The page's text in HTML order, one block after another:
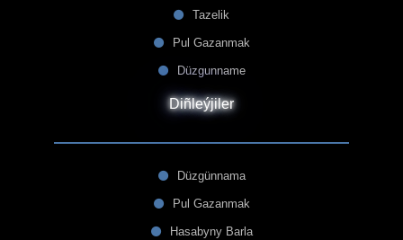
Tazelik
Pul Gazanmak
Düzgunname
Diñleýjiler
Düzgünnama
Pul Gazanmak
Hasabyny Barla